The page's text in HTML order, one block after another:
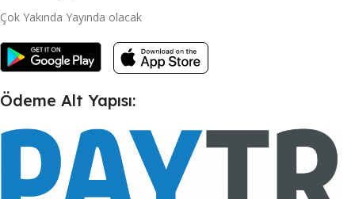
Çok Yakında Yayında olacak
Ödeme Alt Yapısı: